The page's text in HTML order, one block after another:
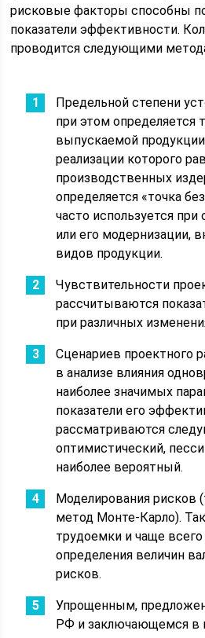
рисковые факторы способны
показатели эффективности.
проводится следующими
Предельной степени
при этом определяется
выпускаемой
реализации которого
производственных
определяется «точка
часто используется
или его модернизации,
видов продукции.
Чувствительности
рассчитываются
при различных
Сценариев проектного
в анализе влияния
наиболее значимых
показатели его
рассматриваются
оптимистический,
наиболее вероятный.
Моделирования рисков
метод Монте-Карло).
трудоемки и чаще
определения величин
рисков.
Упрощенным,
РФ и заключающемся в